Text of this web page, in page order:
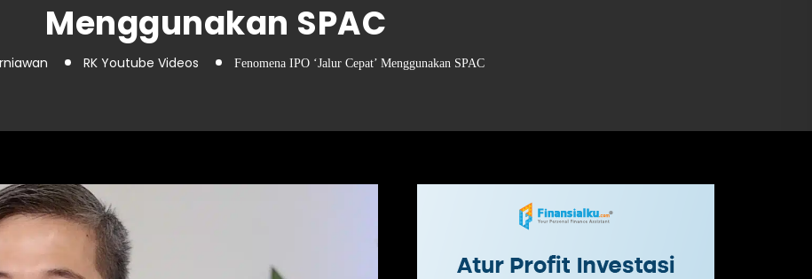
Menggunakan SPAC
RK Youtube Videos Fenomena IPO ‘Jalur Cepat’ Menggunakan SPAC